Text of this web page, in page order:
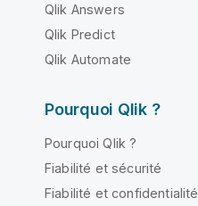
Qlik Answers
Qlik Predict
Qlik Automate
Pourquoi Qlik ?
Pourquoi Qlik ?
Fiabilité et sécurité
Fiabilité et confidentialité